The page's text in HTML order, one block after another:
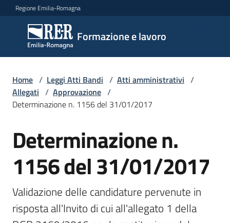
Vai al contenuto
Vai alla navigazione
Vai al footer
Regione Emilia-Romagna
Formazione e lavoro
Formazione
e lavoro
Argomenti
Novità
Servizi
Leggi
Home / Leggi Atti Bandi / Atti amministrativi /
Allegati / Approvazione /
Determinazione n. 1156 del 31/01/2017
Determinazione n.
1156 del 31/01/2017
Validazione delle candidature pervenute in
risposta all'Invito di cui all'allegato 1 della